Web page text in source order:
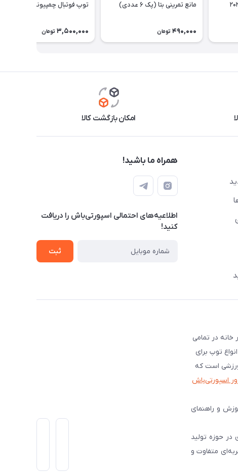
مانع تمرینی بتا (پک ۶ عددی)
490,000 تومان
توپ فوتبال چمپیونزلیگ ۲۰۲۶
3,500,000 تومان
امکان بازگشت کالا
همراه ما باشید!
اطلاعیه‌های احتمالی اسپورتی‌باش را دریافت
کنید!
ثبت
خانه در تمامی
توپ برای
است که
اسپورتی‌باش
و راهنمای
پرداخت معتبر است و از سال 1399 فعالیت گسترده ای در حوزه تولید
متفاوت و